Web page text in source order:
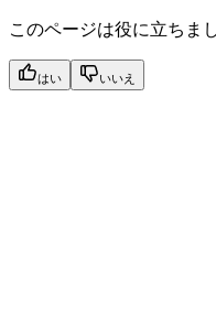
このページは役に立ちま
はい いいえ